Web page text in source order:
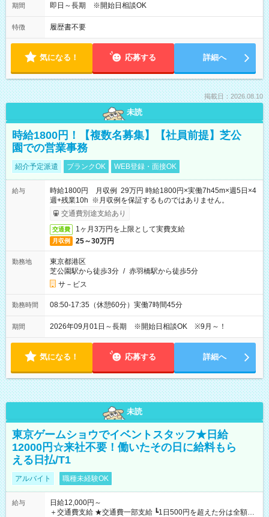
期間 即日～長期 ※開始日相談OK
特徴 履歴書不要
気になる！ 応募する 詳細へ
掲載日：2026.08.10
未読
時給1800円！【複数名募集】【社員前提】芝公
園での営業事務
紹介予定派遣 ブランクOK WEB登録・面接OK
給与
時給1800円 月収例 29万円 時給1800円×実働7h45m×週5日×4
週+残業10h ※月収例を保証するものではありません。
交通費別途支給あり
交通費 1ヶ月3万円を上限として実費支給
月収例 25～30万円
勤務地
東京都港区
芝公園駅から徒歩3分 / 赤羽橋駅から徒歩5分
サ－ビス
勤務時間 08:50-17:35（休憩60分）実働7時間45分
期間 2026年09月01日～長期 ※開始日相談OK ※9月～！
気になる！ 応募する 詳細へ
未読
東京ゲームショウでイベントスタッフ★日給
12000円☆来社不要！働いたその日に給料もら
える日払/T1
アルバイト 職種未経験OK
給与
日給12,000円～
＋交通費支給 ★交通費一部支給 ┗1日500円を超えた分は全額支